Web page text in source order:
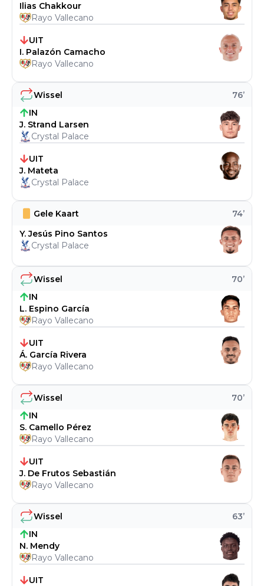
Wissel 63’
IN
N. Mendy
Rayo Vallecano
UIT
Wissel 70’
IN
S. Camello Pérez
Rayo Vallecano
UIT
J. De Frutos Sebastián
Rayo Vallecano
Wissel 70’
IN
L. Espino García
Rayo Vallecano
UIT
Á. García Rivera
Rayo Vallecano
Gele Kaart 74’
Y. Jesús Pino Santos
Crystal Palace
Wissel 76’
IN
J. Strand Larsen
Crystal Palace
UIT
J. Mateta
Crystal Palace
Ilias Chakkour
Rayo Vallecano
UIT
I. Palazón Camacho
Rayo Vallecano